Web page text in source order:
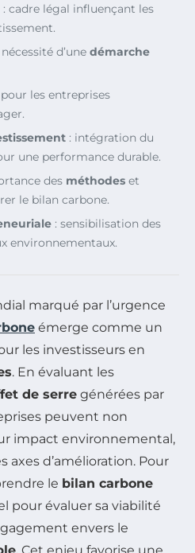
: cadre légal influençant les
nécessité d’une démarche
les entreprises
: intégration du
une performance durable.
des méthodes et
le bilan carbone.
: sensibilisation des
environnementaux.
marqué par l’urgence
émerge comme un
les investisseurs en
. En évaluant les
de serre générées par
peuvent non
impact environnemental,
axes d’amélioration. Pour
le bilan carbone
pour évaluer sa viabilité
envers le